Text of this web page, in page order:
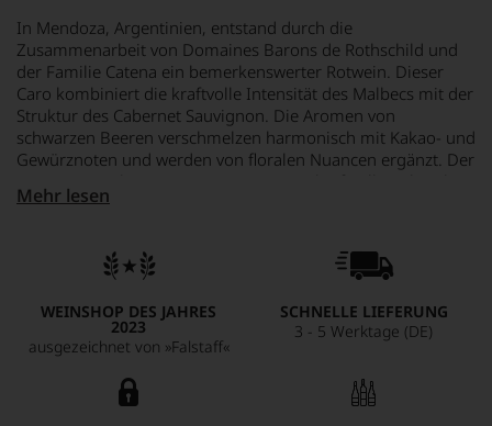
In Mendoza, Argentinien, entstand durch die
Zusammenarbeit von Domaines Barons de Rothschild und
der Familie Catena ein bemerkenswerter Rotwein. Dieser
Caro kombiniert die kraftvolle Intensität des Malbecs mit der
Struktur des Cabernet Sauvignon. Die Aromen von
schwarzen Beeren verschmelzen harmonisch mit Kakao- und
Gewürznoten und werden von floralen Nuancen ergänzt. Der
und einer beeindruckenden Tiefe, die für die Region typisch
und ist für solche ausdrucksstarken Weine bekannt.
Mehr lesen
WEINSHOP DES JAHRES
2023
ausgezeichnet von »Falstaff«
SCHNELLE LIEFERUNG
3 - 5 Werktage (DE)